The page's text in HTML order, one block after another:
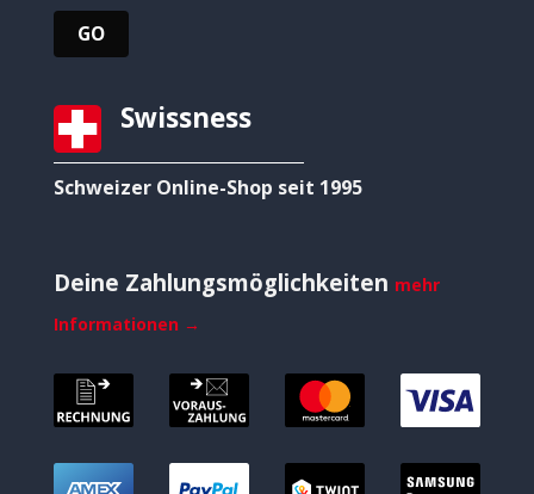
Swissness
Schweizer Online-Shop seit 1995
Deine Zahlungsmöglichkeiten mehr
Informationen →